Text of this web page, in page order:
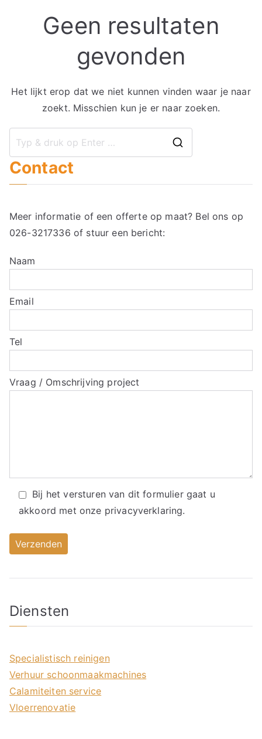
Geen resultaten
gevonden
Het lijkt erop dat we niet kunnen vinden waar je naar
zoekt. Misschien kun je er naar zoeken.
Contact
Meer informatie of een offerte op maat? Bel ons op
026-3217336 of stuur een bericht:
Naam
Email
Tel
Vraag / Omschrijving project
Bij het versturen van dit formulier gaat u
akkoord met onze privacyverklaring.
Diensten
Specialistisch reinigen
Verhuur schoonmaakmachines
Calamiteiten service
Vloerrenovatie